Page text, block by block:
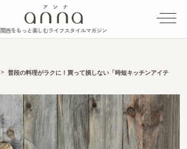
関西をもっと楽しむライフスタイルマガジン
普段の料理がラクに！買って損しない「時短キッチンアイテ